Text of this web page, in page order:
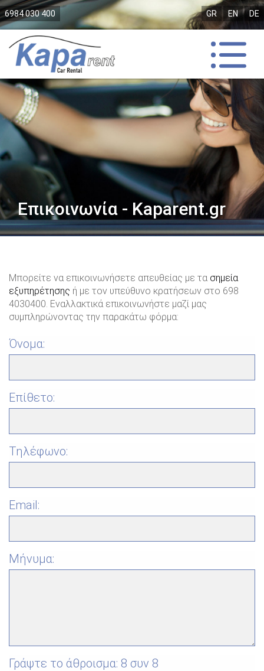
6984 030 400 GR EN DE
Επικοινωνία - Kaparent.gr
Μπορείτε να επικοινωνήσετε απευθείας με τα σημεία
εξυπηρέτησης ή με τον υπεύθυνο κρατήσεων στο 698
4030400. Εναλλακτικά επικοινωνήστε μαζί μας
συμπληρώνοντας την παρακάτω φόρμα:
Όνομα:
Επίθετο:
Τηλέφωνο:
Email:
Μήνυμα:
Γράψτε το άθροισμα: 8 συν 8